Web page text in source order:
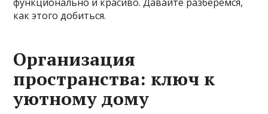
как этого добиться.
Организация
пространства: ключ к
уютному дому